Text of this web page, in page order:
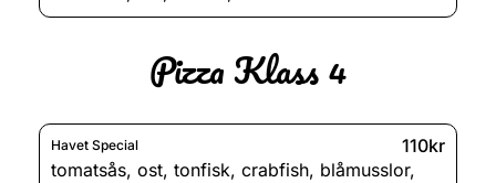
Pizza Klass 4
Havet Special
110kr
tomatsås, ost, tonfisk, crabfish, blåmusslor,